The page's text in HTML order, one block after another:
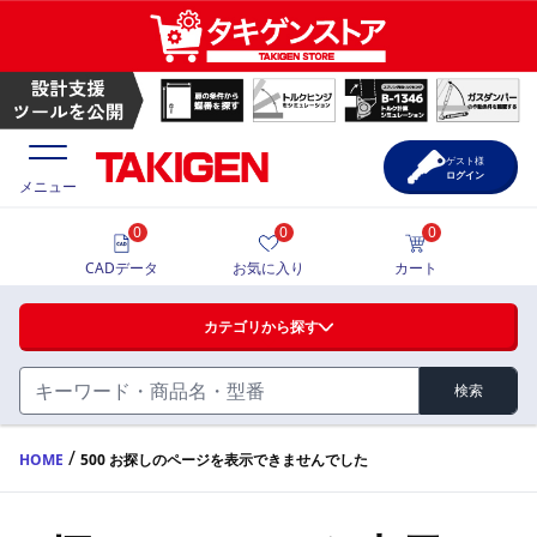
ハンドル・取手・つまみ・周辺機器
FA・A
蝶番・ステー・周辺機器
価格一覧
製品カタログ
メニュー
カテゴリから探す
検索
0
CADデータ
0
お気に入り
0
カート
ゲスト様
ログイン
HOME / 500 お探しのページを表示できませんでした